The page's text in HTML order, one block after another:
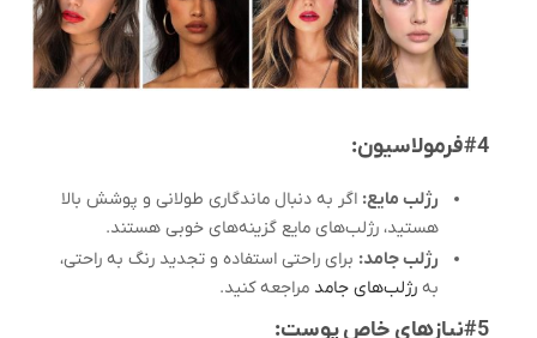
#4فرمولاسیون:
رژلب مایع: اگر به دنبال ماندگاری طولانی و پوشش بالا
هستید، رژلب‌های مایع گزینه‌های خوبی هستند.
رژلب جامد: برای راحتی استفاده و تجدید رنگ به راحتی،
به رژلب‌های جامد مراجعه کنید.
#5نیازهای خاص پوست: